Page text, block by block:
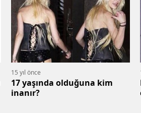
15 yıl önce
17 yaşında olduğuna kim
inanır?